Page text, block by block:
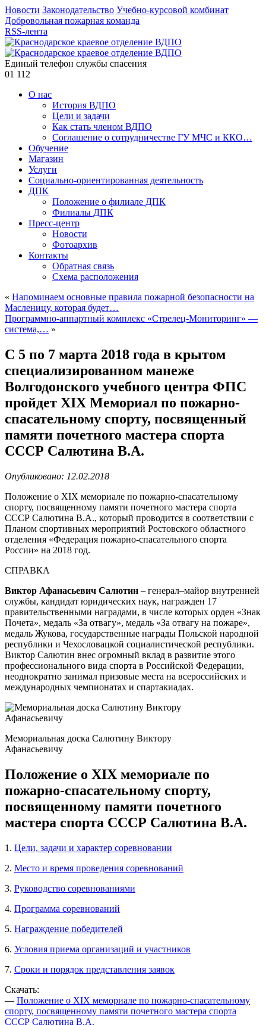
Новости Законодательство Учебно-курсовой комбинат
Добровольная пожарная команда
RSS-лента
Единый телефон службы спасения
01 112
О нас
История ВДПО
Цели и задачи
Как стать членом ВДПО
Соглашение о сотрудничестве ГУ МЧС и ККО…
Обучение
Магазин
Услуги
Социально-ориентированная деятельность
ДПК
Положение о филиале ДПК
Филиалы ДПК
Пресс-центр
Новости
Фотоархив
Контакты
Обратная связь
Схема расположения
« Напоминаем основные правила пожарной безопасности на
Масленицу, которая будет…
Программно-аппартный комплекс «Стрелец-Мониторинг» —
система,… »
C 5 по 7 марта 2018 года в крытом
cпециализированном манеже
Волгодонского учебного центра ФПС
пройдет XIX Мемориал по пожарно-
спасательному спорту, посвященный
памяти почетного мастера спорта
СССР Салютина В.А.
Опубликовано: 12.02.2018
Положение о XIX мемориале по пожарно-спасательному
спорту, посвященному памяти почетного мастера спорта
СССР Салютина В.А., который проводится в соответствии с
Планом спортивных мероприятий Ростовского областного
отделения «Федерация пожарно-спасательного спорта
России» на 2018 год.
СПРАВКА
Виктор Афанасьевич Салютин – генерал–майор внутренней
службы, кандидат юридических наук, награжден 17
правительственными наградами, в числе которых орден «Знак
Почета», медаль «За отвагу», медаль «За отвагу на пожаре»,
медаль Жукова, государственные награды Польской народной
республики и Чехословацкой социалистической республики.
Виктор Салютин внес огромный вклад в развитие этого
профессионального вида спорта в Российской Федерации,
неоднократно занимал призовые места на всероссийских и
международных чемпионатах и спартакиадах.
Мемориальная доска Салютину Виктору
Афанасьевичу
Положение о XIX мемориале по
пожарно-спасательному спорту,
посвященному памяти почетного
мастера спорта СССР Салютина В.А.
1. Цели, задачи и характер соревновании
2. Место и время проведения соревнований
3. Руководство соревнованиями
4. Программа соревнований
5. Награждение победителей
6. Условия приема организаций и участников
7. Сроки и порядок представления заявок
Скачать:
— Положение о XIX мемориале по пожарно-спасательному
спорту, посвященному памяти почетного мастера спорта
СССР Салютина В.А.